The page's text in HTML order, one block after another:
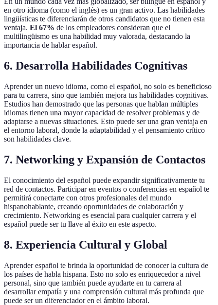
en otro idioma (como el inglés) es un gran activo. Las habilidades
lingüísticas te diferenciarán de otros candidatos que no tienen esta
ventaja. El 67% de los empleadores consideran que el
multilingüismo es una habilidad muy valorada, destacando la
importancia de hablar español.
6. Desarrolla Habilidades Cognitivas
Aprender un nuevo idioma, como el español, no solo es beneficioso
para tu carrera, sino que también mejora tus habilidades cognitivas.
Estudios han demostrado que las personas que hablan múltiples
idiomas tienen una mayor capacidad de resolver problemas y de
adaptarse a nuevas situaciones. Esto puede ser una gran ventaja en
el entorno laboral, donde la adaptabilidad y el pensamiento crítico
son habilidades clave.
7. Networking y Expansión de Contactos
El conocimiento del español puede expandir significativamente tu
red de contactos. Participar en eventos o conferencias en español te
permitirá conectarte con otros profesionales del mundo
hispanohablante, creando oportunidades de colaboración y
crecimiento. Networking es esencial para cualquier carrera y el
español puede ser tu llave al éxito en este aspecto.
8. Experiencia Cultural y Global
Aprender español te brinda la oportunidad de conocer la cultura de
los países de habla hispana. Esto no solo es enriquecedor a nivel
personal, sino que también puede ayudarte en tu carrera al
desarrollar empatía y una comprensión cultural más profunda que
puede ser un diferenciador en el ámbito laboral.